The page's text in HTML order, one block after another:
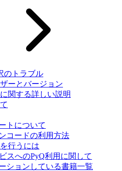
のトラブル
ーとバージョン
関する詳しい説明
トについて
コードの利用方法
行うには
スへのPyQ利用に関して
ションしている書籍一覧